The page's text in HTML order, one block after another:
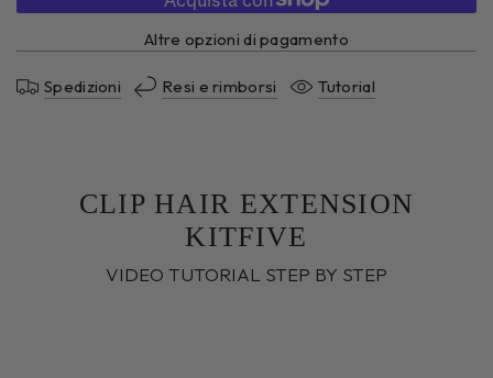
Altre opzioni di pagamento
Spedizioni Resi e rimborsi Tutorial
CLIP HAIR EXTENSION
KITFIVE
VIDEO TUTORIAL STEP BY STEP